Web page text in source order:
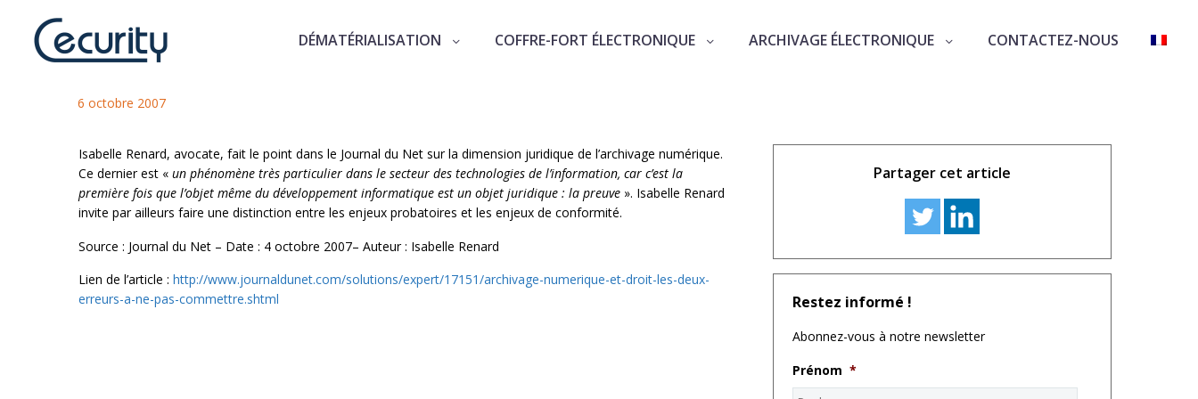
DÉMATÉRIALISATION COFFRE-FORT ÉLECTRONIQUE ARCHIVAGE ÉLECTRONIQUE CONTACTEZ-NOUS
Archivage numérique et droit
6 octobre 2007
Isabelle Renard, avocate, fait le point dans le Journal du Net sur la dimension juridique de l’archivage numérique.
Ce dernier est « un phénomène très particulier dans le secteur des technologies de l’information, car c’est la
première fois que l’objet même du développement informatique est un objet juridique : la preuve ». Isabelle Renard
invite par ailleurs faire une distinction entre les enjeux probatoires et les enjeux de conformité.
Source : Journal du Net – Date : 4 octobre 2007– Auteur : Isabelle Renard
Lien de l’article : http://www.journaldunet.com/solutions/expert/17151/archivage-numerique-et-droit-les-deux-
erreurs-a-ne-pas-commettre.shtml
Partager cet article
Restez informé !
Abonnez-vous à notre newsletter
Prénom *